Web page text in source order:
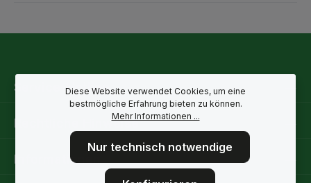
Service-Hotline
Rechtliche Hinweise
Informationen
Diese Website verwendet Cookies, um eine
bestmögliche Erfahrung bieten zu können.
Mehr Informationen ...
Nur technisch notwendige